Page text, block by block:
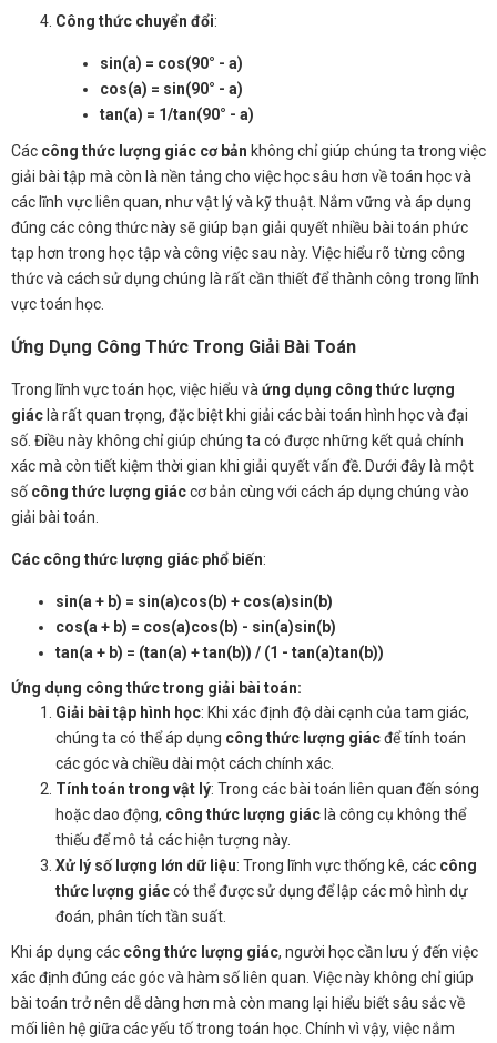
Công thức chuyển đổi:
sin(a) = cos(90° - a)
cos(a) = sin(90° - a)
tan(a) = 1/tan(90° - a)
Các công thức lượng giác cơ bản không chỉ giúp chúng ta trong việc
giải bài tập mà còn là nền tảng cho việc học sâu hơn về toán học và
các lĩnh vực liên quan, như vật lý và kỹ thuật. Nắm vững và áp dụng
đúng các công thức này sẽ giúp bạn giải quyết nhiều bài toán phức
tạp hơn trong học tập và công việc sau này. Việc hiểu rõ từng công
thức và cách sử dụng chúng là rất cần thiết để thành công trong lĩnh
vực toán học.
Ứng Dụng Công Thức Trong Giải Bài Toán
Trong lĩnh vực toán học, việc hiểu và ứng dụng công thức lượng
giác là rất quan trọng, đặc biệt khi giải các bài toán hình học và đại
số. Điều này không chỉ giúp chúng ta có được những kết quả chính
xác mà còn tiết kiệm thời gian khi giải quyết vấn đề. Dưới đây là một
số công thức lượng giáccơ bản cùng với cách áp dụng chúng vào
giải bài toán.
Các công thức lượng giác phổ biến:
sin(a + b) = sin(a)cos(b) + cos(a)sin(b)
cos(a + b) = cos(a)cos(b) - sin(a)sin(b)
tan(a + b) = (tan(a) + tan(b)) / (1 - tan(a)tan(b))
Ứng dụng công thức trong giải bài toán:
Giải bài tập hình học: Khi xác định độ dài cạnh của tam giác,
chúng ta có thể áp dụng công thức lượng giácđể tính toán
các góc và chiều dài một cách chính xác.
Tính toán trong vật lý: Trong các bài toán liên quan đến sóng
hoặc dao động, công thức lượng giác là công cụ không thể
thiếu để mô tả các hiện tượng này.
Xử lý số lượng lớn dữ liệu: Trong lĩnh vực thống kê, các công
thức lượng giáccó thể được sử dụng để lập các mô hình dự
đoán, phân tích tần suất.
Khi áp dụng các công thức lượng giác, người học cần lưu ý đến việc
xác định đúng các góc và hàm số liên quan. Việc này không chỉ giúp
bài toán trở nên dễ dàng hơn mà còn mang lại hiểu biết sâu sắc về
mối liên hệ giữa các yếu tố trong toán học. Chính vì vậy, việc nắm